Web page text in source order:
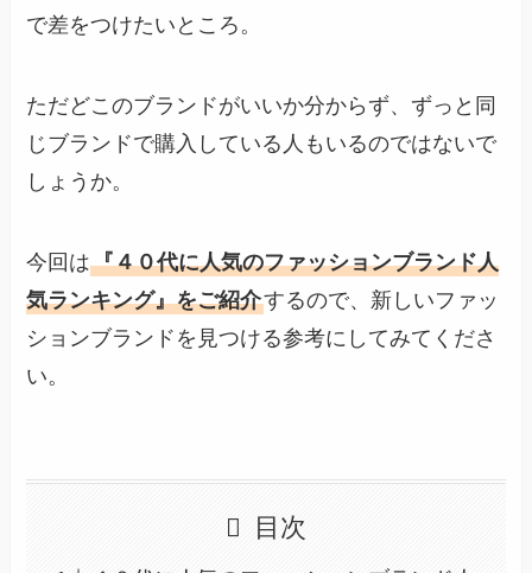
で差をつけたいところ。
ただどこのブランドがいいか分からず、ずっと同
じブランドで購入している人もいるのではないで
しょうか。
今回は『４０代に人気のファッションブランド人
気ランキング』をご紹介するので、新しいファッ
ションブランドを見つける参考にしてみてくださ
い。
目次